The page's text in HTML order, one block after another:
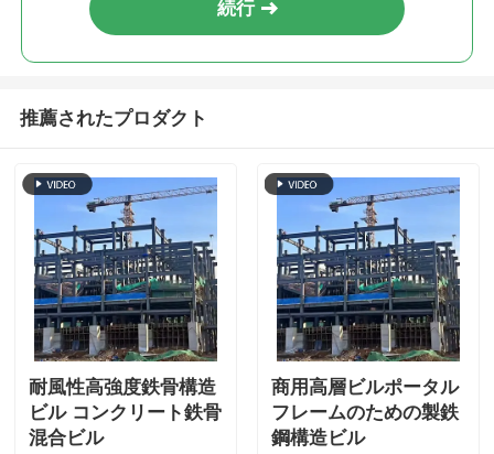
続行
推薦されたプロダクト
耐風性高強度鉄骨構造
ビル コンクリート鉄骨
混合ビル
商用高層ビルポータル
フレームのための製鉄
鋼構造ビル